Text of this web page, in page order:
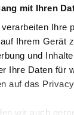
mit Ihren
verarbeiten Ihre
Ihrem Gerät
und
Ihre Daten für
auf das
wir auch
vor dem
in Bezug auf
bewiesen hat.
Kleber auch
alle
2024 werden
ab Mittwoch, 18.